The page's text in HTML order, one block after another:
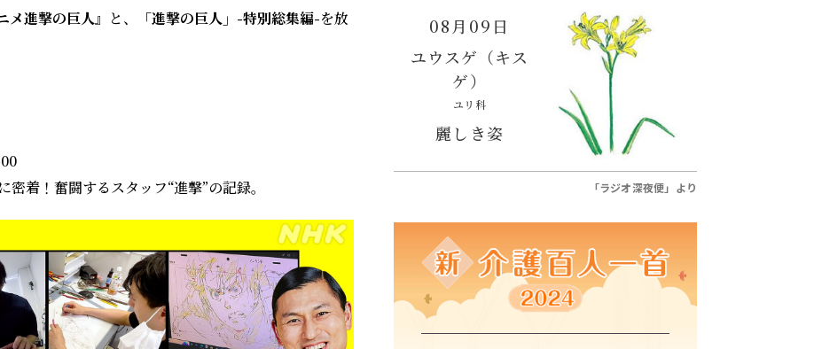
メ進撃の巨人』 と、 「進撃の巨人」-特別総集編-を放
着！奮闘するスタッフ“進撃”の記録。
08月09日
ユウスゲ（キス
ゲ）
ユリ科
麗しき姿
「ラジオ深夜便」より